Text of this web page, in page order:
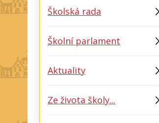
Školská rada
Školní parlament
Aktuality
Ze života školy...